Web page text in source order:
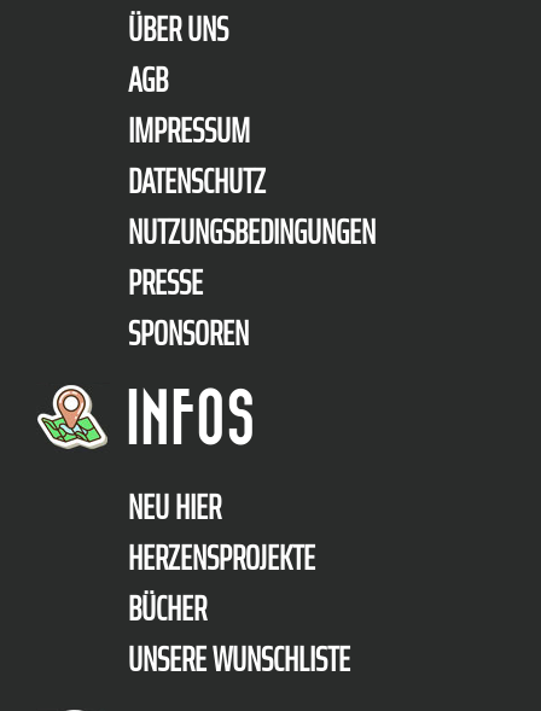
ÜBER UNS
AGB
IMPRESSUM
DATENSCHUTZ
NUTZUNGSBEDINGUNGEN
PRESSE
SPONSOREN
INFOS
NEU HIER
HERZENSPROJEKTE
BÜCHER
UNSERE WUNSCHLISTE